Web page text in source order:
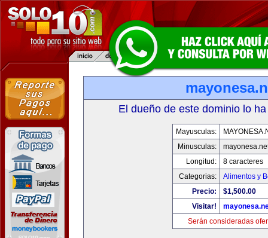
El dueño de este dominio lo
Mayusculas:
Minusculas:
Longitud:
8 caracteres
Categorias:
Alimentos y
Precio:
$1,500.00
Visitar!
Serán consideradas